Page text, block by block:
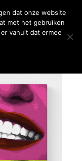
dat onze website
met het gebruiken
vanuit dat ermee